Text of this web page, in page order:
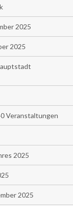
2025
2025
Veranstaltungen
2025
2025